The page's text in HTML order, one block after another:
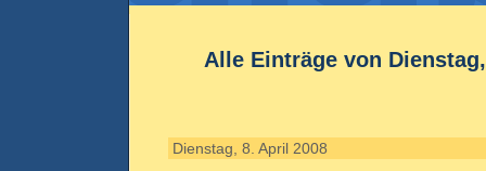
Alle Einträge von
Dienstag, 8. April 2008